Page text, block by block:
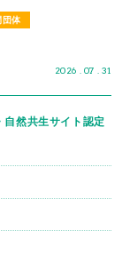
団体
2026 . 07 . 31
然共生サイト認定